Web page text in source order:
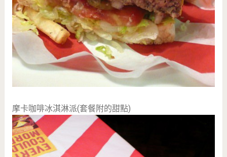
摩卡咖啡冰淇淋派(套餐附的甜點)